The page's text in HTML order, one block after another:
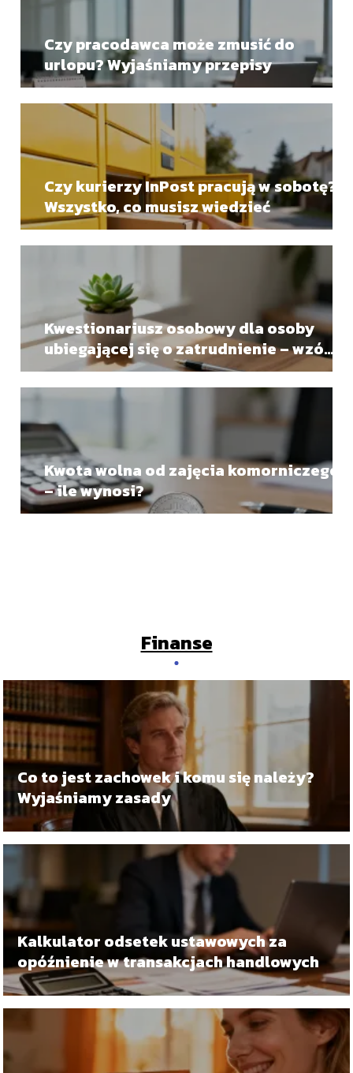
Czy pracodawca może zmusić do
urlopu? Wyjaśniamy przepisy
Czy kurierzy InPost pracują w sobotę?
Wszystko, co musisz wiedzieć
Kwestionariusz osobowy dla osoby
ubiegającej się o zatrudnienie – wzór i
zasady wypełniania
Kwota wolna od zajęcia komorniczego
– ile wynosi?
Finanse
Co to jest zachowek i komu się należy?
Wyjaśniamy zasady
Kalkulator odsetek ustawowych za
opóźnienie w transakcjach handlowych